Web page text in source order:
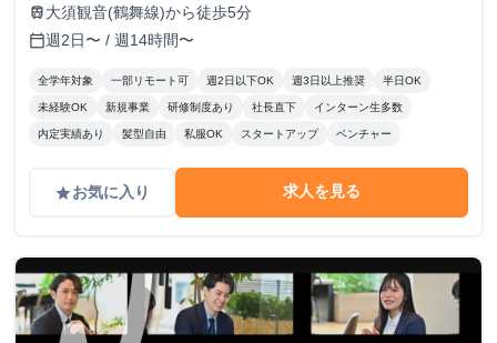
train 大須観音(鶴舞線)から徒歩5分
calendar_today週2日〜 / 週14時間〜
全学年対象 一部リモート可 週2日以下OK 週3日以上推奨 半日OK
未経験OK 新規事業 研修制度あり 社長直下 インターン生多数
内定実績あり 髪型自由 私服OK スタートアップ ベンチャー
gradeお気に入り 求人を見る